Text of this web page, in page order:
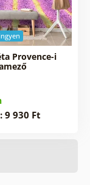
Provence-i
9 930 Ft